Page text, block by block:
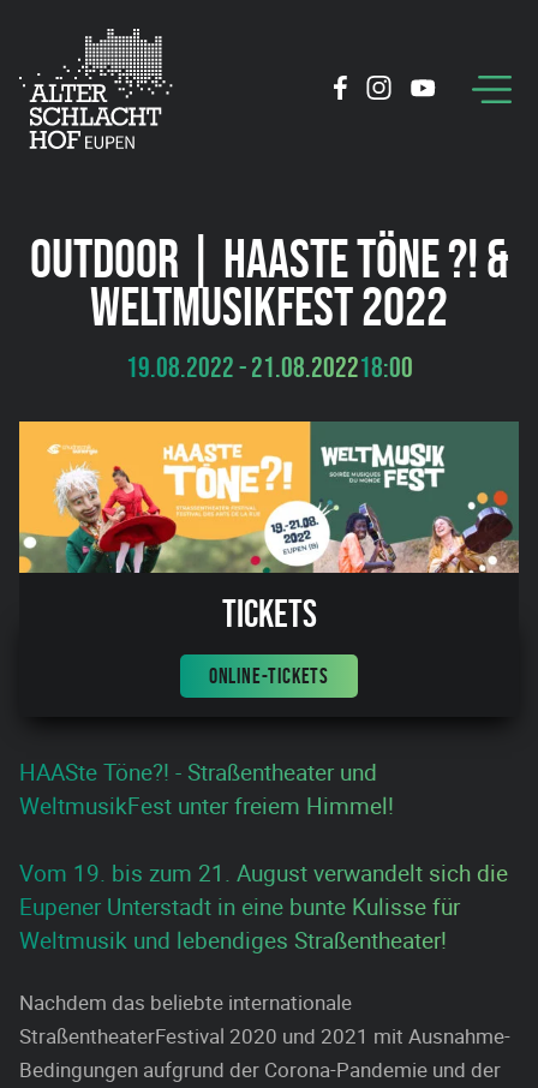
OUTDOOR | HAASTE TÖNE ?! &
WELTMUSIKFEST 2022
19.08.2022 - 21.08.202218:00
Tickets
ONLINE-TICKETS
HAASte Töne?! - Straßentheater und
WeltmusikFest unter freiem Himmel!
Vom 19. bis zum 21. August verwandelt sich die
Eupener Unterstadt in eine bunte Kulisse für
Weltmusik und lebendiges Straßentheater!
Nachdem das beliebte internationale
StraßentheaterFestival 2020 und 2021 mit Ausnahme-
Bedingungen aufgrund der Corona-Pandemie und der